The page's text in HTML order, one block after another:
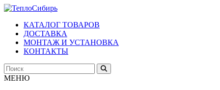
КАТАЛОГ ТОВАРОВ
ДОСТАВКА
МОНТАЖ И УСТАНОВКА
КОНТАКТЫ
МЕНЮ